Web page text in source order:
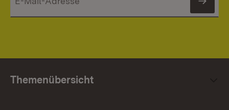
Themenübersicht